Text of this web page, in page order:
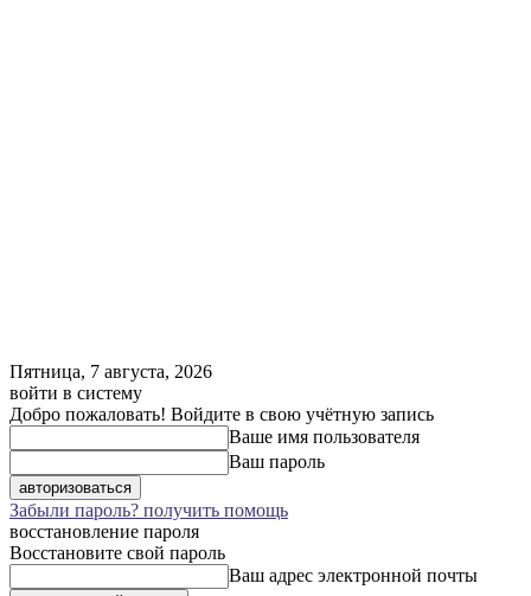
Пятница, 7 августа, 2026
войти в систему
Добро пожаловать! Войдите в свою учётную запись
Ваше имя пользователя
Ваш пароль
Забыли пароль? получить помощь
восстановление пароля
Восстановите свой пароль
Ваш адрес электронной почты